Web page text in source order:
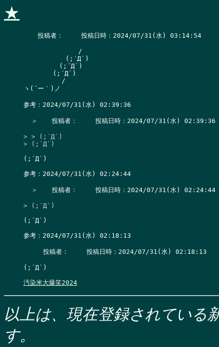
★
投稿者：　   投稿日時：2024/07/31(水) 03:14:54
/
(;´Д`)
(;´Д`)
(;´Д`)
/
ヽ(´ー｀)ノ
参考：2024/07/31(水) 02:39:36
＞　  投稿者：　   投稿日時：2024/07/31(水)
> > (;´Д`)
> (;´Д`)
(;´Д`)
参考：2024/07/31(水) 02:24:44
＞　  投稿者：　   投稿日時：2024/07/31(水)
> (;´Д`)
(;´Д`)
参考：2024/07/31(水) 02:18:13
投稿者：　   投稿日時：2024/07/31(水) 02:18:13
(;´Д`)
汚染米大爆笑2024
以上は、現在登録されている
す。